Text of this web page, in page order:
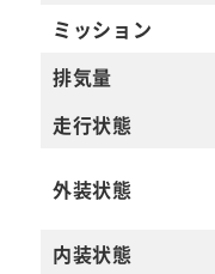
ミッション
排気量
走行状態
外装状態
内装状態